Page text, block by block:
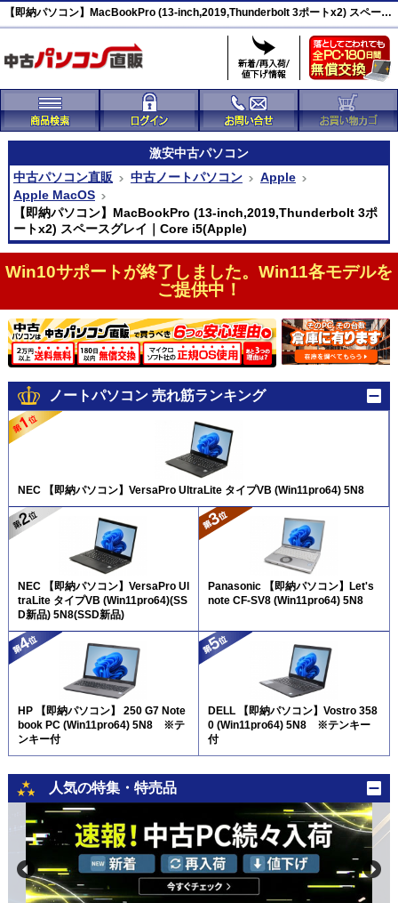
【即納パソコン】MacBookPro (13-inch,2019,Thunderbolt 3ポートx2) スペースグレイ 激安(41994)
激安中古パソコン
中古パソコン直販
中古ノートパソコン
Apple
Apple MacOS
【即納パソコン】MacBookPro (13-inch,2019,Thunderbolt 3ポ
ートx2) スペースグレイ｜Core i5(Apple)
Win10サポートが終了しました。Win11各モデルを
ご提供中！
ノートパソコン 売れ筋ランキング
NEC 【即納パソコン】VersaPro UltraLite タイプVB (Win11pro64) 5N8
NEC 【即納パソコン】VersaPro Ul
traLite タイプVB (Win11pro64)(SS
D新品) 5N8(SSD新品)
Panasonic 【即納パソコン】Let's
note CF-SV8 (Win11pro64) 5N8
HP 【即納パソコン】 250 G7 Note
book PC (Win11pro64) 5N8 ※テ
ンキー付
DELL 【即納パソコン】Vostro 358
0 (Win11pro64) 5N8 ※テンキー
付
人気の特集・特売品